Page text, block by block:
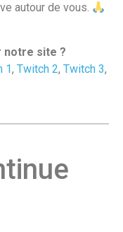
autour de vous.
notre site ?
1, Twitch 2, Twitch 3,